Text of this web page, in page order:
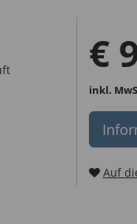
€
inkl.
Auf